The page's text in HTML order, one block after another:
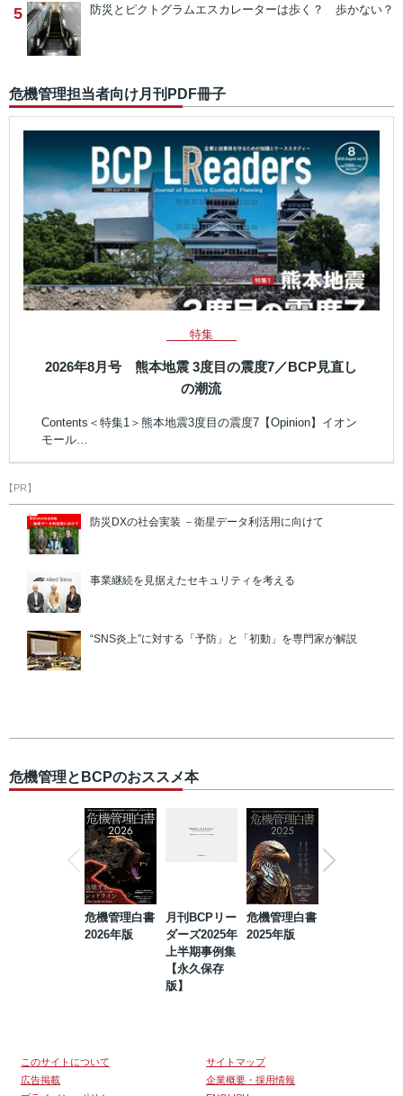
5 防災とピクトグラムエスカレーターは歩く？ 歩かない？
危機管理担当者向け月刊PDF冊子
特集
2026年8月号 熊本地震 3度目の震度7／BCP見直し
の潮流
Contents＜特集1＞熊本地震3度目の震度7【Opinion】イオン
モール…
【PR】
防災DXの社会実装 －衛星データ利活用に向けて
事業継続を見据えたセキュリティを考える
“SNS炎上”に対する「予防」と「初動」を専門家が解説
危機管理とBCPのおススメ本
危機管理白書
2026年版
月刊BCPリー
ダーズ2025年
上半期事例集
【永久保存
版】
危機管理白書
2025年版
このサイトについて
サイトマップ
広告掲載
企業概要・採用情報